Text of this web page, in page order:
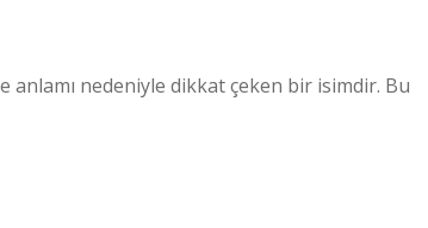
anlamı nedeniyle dikkat çeken bir isimdir. Bu